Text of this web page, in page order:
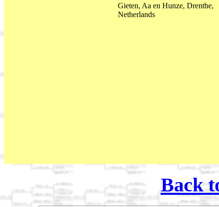
Gieten, Aa en Hunze, Drenthe,
Netherlands
Back